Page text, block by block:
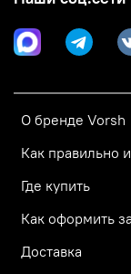
О бренде Vorsh
Как правильно
Где купить
Как оформить
Доставка